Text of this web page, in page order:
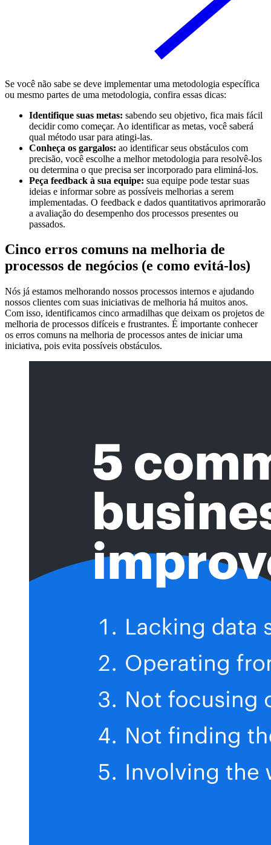
Se você não sabe se deve implementar uma metodologia específica
ou mesmo partes de uma metodologia, confira essas dicas:
Identifique suas metas: sabendo seu objetivo, fica mais fácil
decidir como começar. Ao identificar as metas, você saberá
qual método usar para atingi-las.
Conheça os gargalos: ao identificar seus obstáculos com
precisão, você escolhe a melhor metodologia para resolvê-los
ou determina o que precisa ser incorporado para eliminá-los.
Peça feedback à sua equipe: sua equipe pode testar suas
ideias e informar sobre as possíveis melhorias a serem
implementadas. O feedback e dados quantitativos aprimorarão
a avaliação do desempenho dos processos presentes ou
passados.
Cinco erros comuns na melhoria de
processos de negócios (e como evitá-los)
Nós já estamos melhorando nossos processos internos e ajudando
nossos clientes com suas iniciativas de melhoria há muitos anos.
Com isso, identificamos cinco armadilhas que deixam os projetos de
melhoria de processos difíceis e frustrantes. É importante conhecer
os erros comuns na melhoria de processos antes de iniciar uma
iniciativa, pois evita possíveis obstáculos.